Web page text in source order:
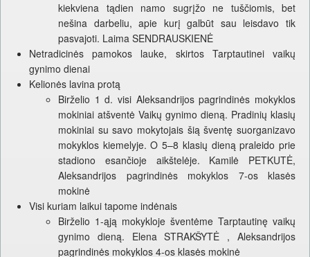
kiekviena tądien namo sugrįžo ne tuščiomis, bet
nešina darbeliu, apie kurį galbūt sau leisdavo tik
pasvajoti. Laima SENDRAUSKIENĖ
Netradicinės pamokos lauke, skirtos Tarptautinei vaikų
gynimo dienai
Kelionės lavina protą
Birželio 1 d. visi Aleksandrijos pagrindinės mokyklos
mokiniai atšventė Vaikų gynimo dieną. Pradinių klasių
mokiniai su savo mokytojais šią šventę suorganizavo
mokyklos kiemelyje. O 5–8 klasių dieną praleido prie
stadiono esančioje aikštelėje. Kamilė PETKUTĖ,
Aleksandrijos pagrindinės mokyklos 7-os klasės
mokinė
Visi kuriam laikui tapome indėnais
Birželio 1-ąją mokykloje šventėme Tarptautinę vaikų
gynimo dieną. Elena STRAKŠYTĖ , Aleksandrijos
pagrindinės mokyklos 4-os klasės mokinė